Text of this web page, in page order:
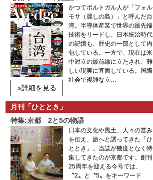
»詳細を見る
かつてポルトガル人が「フォル
モサ（麗しの島）」と呼んだ台
湾。半導体産業で世界の最先端
技術をリードし、日本統治時代
の記憶も、歴史の一部として内
包している。一方で、現在は米
中対立の最前線に立たされ、難
しい現実に直面している。国際
社会で複雑な立…
月刊「ひととき」
特集:京都 2と5の物語
日本の文化や風土、人々の営み
を伝え、旅へと誘ってきた「ひ
ととき」。当誌が幾度となく特
集してきたのが京都です。創刊
25周年を迎える今号では、
〝2〟と〝5〟をキーワード